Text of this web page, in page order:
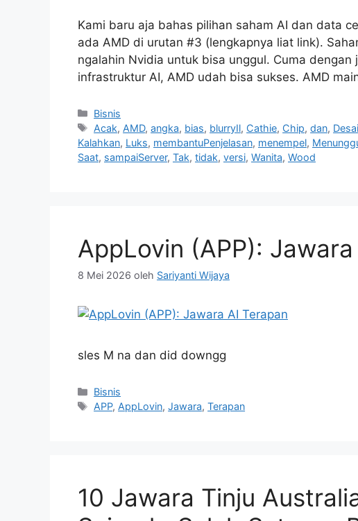
Kami baru aja bahas pilihan saham AI dan data
ada AMD di urutan #3 (lengkapnya liat link).
ngalahin Nvidia untuk bisa unggul. Cuma
infrastruktur AI, AMD udah bisa sukses. AMD
Kategori
Bisnis
Tag
Acak, AMD,angka, bias, blurryIl, Cathie, Chip,dan,
Kalahkan, Luks, membantuPenjelasan, menempel,
Saat, sampaiServer, Tak, tidak, versi, Wanita, Wood
AppLovin (APP):
8 Mei 2026 oleh Sariyanti Wijaya
sles M na dan did downgg
Kategori
Bisnis
Tag
APP, AppLovin,Jawara,Terapan
10 Jawara Tinju